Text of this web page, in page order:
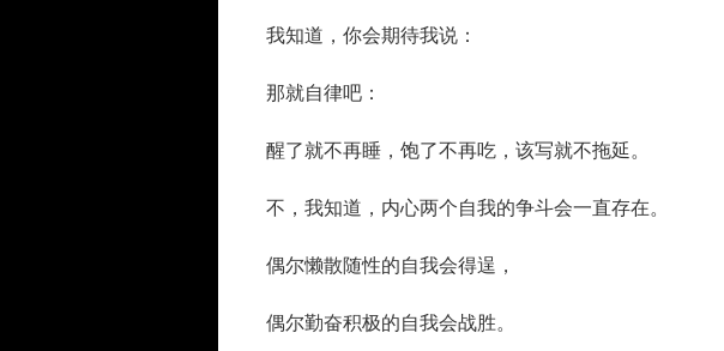
我知道，你会期待我说：
那就自律吧：
醒了就不再睡，饱了不再吃，该写就不拖延。
不，我知道，内心两个自我的争斗会一直存在。
偶尔懒散随性的自我会得逞，
偶尔勤奋积极的自我会战胜。